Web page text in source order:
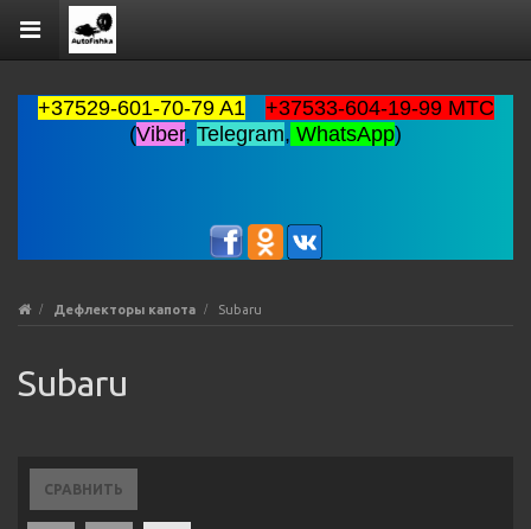
+37529-601-70-79 A1
+37533-604-19-99 MTC
(Viber, Telegram, WhatsApp)
Дефлекторы капота Subaru
Subaru
СРАВНИТЬ